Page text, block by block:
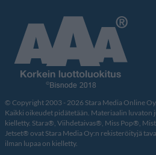
© Copyright 2003 - 2026 Stara Media Online
Kaikki oikeudet pidätetään. Materiaalin luvaton
kielletty. Stara®, Viihdetaivas®, Miss Pop®,
Jetset® ovat Stara Media Oy:n rekisteröityjä
ilman lupaa on kielletty.